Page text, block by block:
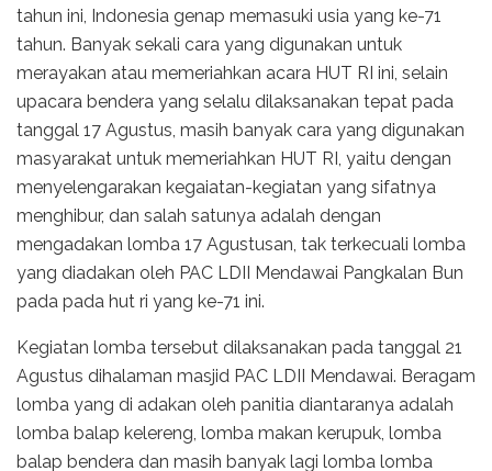
tahun ini, Indonesia genap memasuki usia yang ke-71
tahun. Banyak sekali cara yang digunakan untuk
merayakan atau memeriahkan acara HUT RI ini, selain
upacara bendera yang selalu dilaksanakan tepat pada
tanggal 17 Agustus, masih banyak cara yang digunakan
masyarakat untuk memeriahkan HUT RI, yaitu dengan
menyelengarakan kegaiatan-kegiatan yang sifatnya
menghibur, dan salah satunya adalah dengan
mengadakan lomba 17 Agustusan, tak terkecuali lomba
yang diadakan oleh PAC LDII Mendawai Pangkalan Bun
pada pada hut ri yang ke-71 ini.
Kegiatan lomba tersebut dilaksanakan pada tanggal 21
Agustus dihalaman masjid PAC LDII Mendawai. Beragam
lomba yang di adakan oleh panitia diantaranya adalah
lomba balap kelereng, lomba makan kerupuk, lomba
balap bendera dan masih banyak lagi lomba lomba